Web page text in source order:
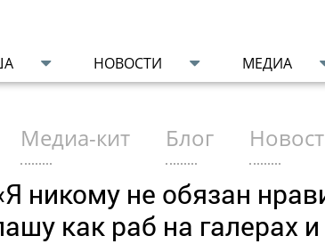
НОВОСТИ МЕДИА
Медиа-кит Блог
никому не обязан
как раб на галерах